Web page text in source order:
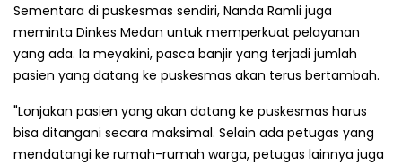
Sementara di puskesmas sendiri, Nanda Ramli juga
meminta Dinkes Medan untuk memperkuat pelayanan
yang ada. Ia meyakini, pasca banjir yang terjadi jumlah
pasien yang datang ke puskesmas akan terus bertambah.
"Lonjakan pasien yang akan datang ke puskesmas harus
bisa ditangani secara maksimal. Selain ada petugas yang
mendatangi ke rumah-rumah warga, petugas lainnya juga